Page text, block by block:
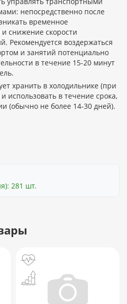
непосредственно после
временное
снижение скорости
Рекомендуется воздержаться
и занятий потенциально
в течение 15-20 минут
хранить в холодильнике (при
использовать в течение срока,
(обычно не более 14-30 дней).
281 шт.